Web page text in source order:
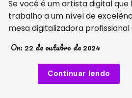
Se você é um artista digital que
trabalho a um nível de
mesa digitalizadora
On: 22 de outubro de 2024
Continuar lendo